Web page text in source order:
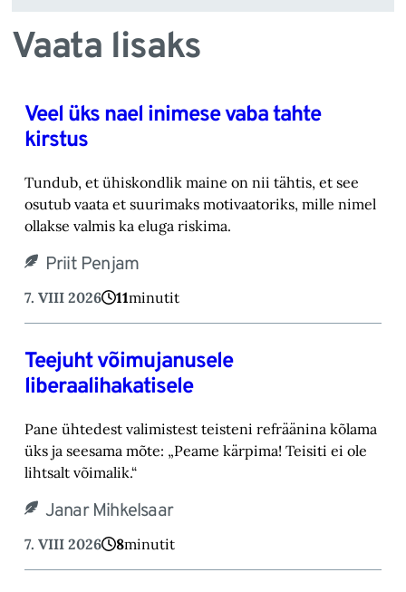
Vaata lisaks
Veel üks nael inimese vaba tahte
kirstus
Tundub, et ühiskondlik maine on nii tähtis, et see
osutub vaata et suurimaks motivaatoriks, ‎mille nimel
ollakse valmis ka eluga riskima.‎
Priit Penjam
7. VIII 2026 11minutit
Teejuht võimujanusele
liberaalihakatisele
Pane ühtedest valimistest teisteni refräänina kõlama
üks ja seesama mõte: „Peame kärpima! ‎Teisiti ei ole
lihtsalt võimalik.“‎
Janar Mihkelsaar
7. VIII 2026 8minutit